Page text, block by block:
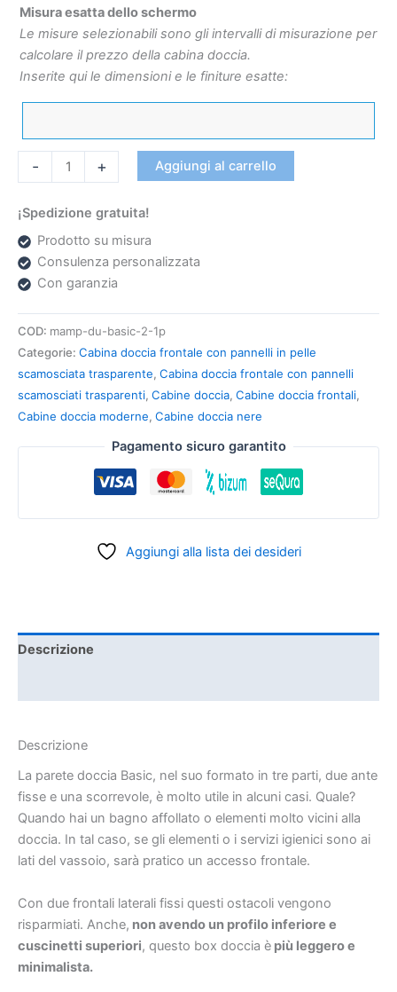
Misura esatta dello schermo
Le misure selezionabili sono gli intervalli di misurazione per
calcolare il prezzo della cabina doccia.
Inserite qui le dimensioni e le finiture esatte:
- + Aggiungi al carrello
¡Spedizione gratuita!
Prodotto su misura
Consulenza personalizzata
Con garanzia
COD: mamp-du-basic-2-1p
Categorie: Cabina doccia frontale con pannelli in pelle
scamosciata trasparente, Cabina doccia frontale con pannelli
scamosciati trasparenti, Cabine doccia, Cabine doccia frontali,
Cabine doccia moderne, Cabine doccia nere
Pagamento sicuro garantito
Aggiungi alla lista dei desideri
Descrizione
Descrizione
La parete doccia Basic, nel suo formato in tre parti, due ante
fisse e una scorrevole, è molto utile in alcuni casi. Quale?
Quando hai un bagno affollato o elementi molto vicini alla
doccia. In tal caso, se gli elementi o i servizi igienici sono ai
lati del vassoio, sarà pratico un accesso frontale.
Con due frontali laterali fissi questi ostacoli vengono
risparmiati. Anche, non avendo un profilo inferiore e
cuscinetti superiori, questo box doccia è più leggero e
minimalista.